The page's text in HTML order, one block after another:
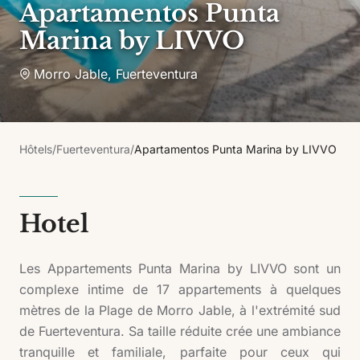
Apartamentos Punta
Marina by LIVVO
Morro Jable, Fuerteventura
Hôtels/Fuerteventura/Apartamentos Punta Marina by LIVVO
Hotel
Les Appartements Punta Marina by LIVVO sont un
complexe intime de 17 appartements à quelques
mètres de la Plage de Morro Jable, à l'extrémité sud
de Fuerteventura. Sa taille réduite crée une ambiance
tranquille et familiale, parfaite pour ceux qui